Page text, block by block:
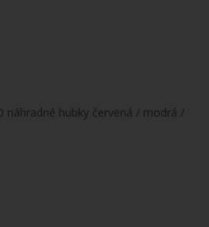
náhradné hubky červená / modrá /